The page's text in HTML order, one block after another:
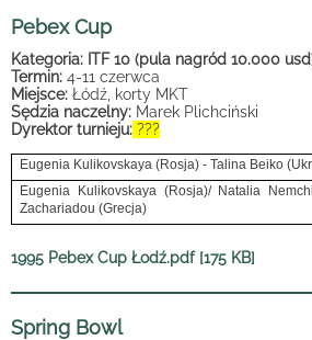
Pebex Cup
Kategoria: ITF 10 (pula nagród 10.000
Termin: 4-11 czerwca
Miejsce: Łódź, korty MKT
Sędzia naczelny: Marek Plichciński
Dyrektor turnieju: ???
Eugenia Kulikovskaya (Rosja) - Talina Beiko
Eugenia Kulikovskaya (Rosja)/ Natalia
Zachariadou (Grecja)
1995 Pebex Cup Łodź.pdf [175 KB]
Spring Bowl